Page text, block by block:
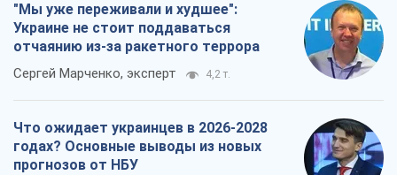
"Мы уже переживали и худшее":
Украине не стоит поддаваться
отчаянию из-за ракетного террора
Сергей Марченко, эксперт 4,2 т.
Что ожидает украинцев в 2026-2028
годах? Основные выводы из новых
прогнозов от НБУ